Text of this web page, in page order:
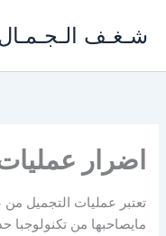
شـغـف
اضرار
تعتبر عمليات التجميل
مايصاحبها من تكنولوجبا